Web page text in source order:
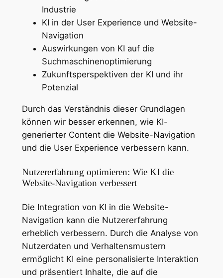
Industrie
KI in der User Experience und Website-
Navigation
Auswirkungen von KI auf die
Suchmaschinenoptimierung
Zukunftsperspektiven der KI und ihr
Potenzial
Durch das Verständnis dieser Grundlagen
können wir besser erkennen, wie KI-
generierter Content die Website-Navigation
und die User Experience verbessern kann.
Nutzererfahrung optimieren: Wie KI die
Website-Navigation verbessert
Die Integration von KI in die Website-
Navigation kann die Nutzererfahrung
erheblich verbessern. Durch die Analyse von
Nutzerdaten und Verhaltensmustern
ermöglicht KI eine personalisierte Interaktion
und präsentiert Inhalte, die auf die